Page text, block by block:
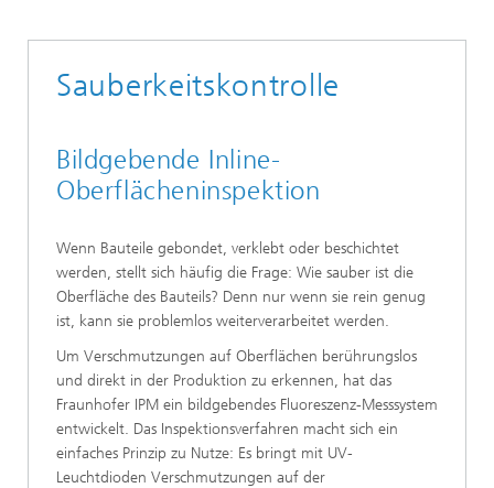
Sauberkeitskontrolle
Bildgebende Inline-
Oberflächeninspektion
Wenn Bauteile gebondet, verklebt oder beschichtet
werden, stellt sich häufig die Frage: Wie sauber ist die
Oberfläche des Bauteils? Denn nur wenn sie rein genug
ist, kann sie problemlos weiterverarbeitet werden.
Um Verschmutzungen auf Oberflächen berührungslos
und direkt in der Produktion zu erkennen, hat das
Fraunhofer IPM ein bildgebendes Fluoreszenz-Messsystem
entwickelt. Das Inspektionsverfahren macht sich ein
einfaches Prinzip zu Nutze: Es bringt mit UV-
Leuchtdioden Verschmutzungen auf der